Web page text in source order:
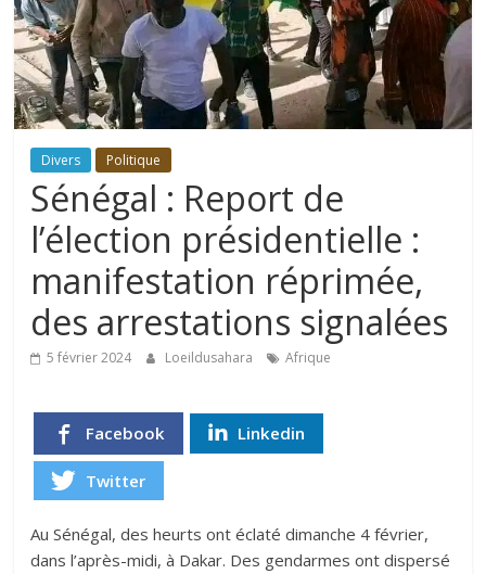
Divers Politique
Sénégal : Report de
l’élection présidentielle :
manifestation réprimée,
des arrestations signalées
5 février 2024 Loeildusahara Afrique
Facebook Linkedin
Twitter
Au Sénégal, des heurts ont éclaté dimanche 4 février,
dans l’après-midi, à Dakar. Des gendarmes ont dispersé